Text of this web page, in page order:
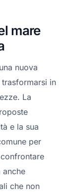
mare
nuova
in
La
e la sua
per
anche
che non